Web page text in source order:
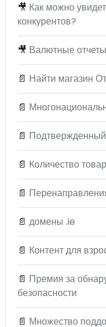
🎥 Как можно
конкурентов?
🎥 Валютные отчеты
📄 Найти магазин
📄
📄
📄 Количество
📄
📄 домены .ie
📄 Контент для
📄 Премия за
безопасности
📄 Множество